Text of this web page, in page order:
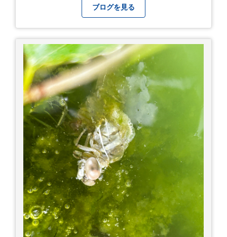
て本当に良かったです！ そして美味しい物もたく
さん。 写真は地元のスーパーで買った自分へのお
土産たち。 お好み焼きもやっぱり美味しいです
ね！ 広島また遊びに行きたいです♪
ブログを見る